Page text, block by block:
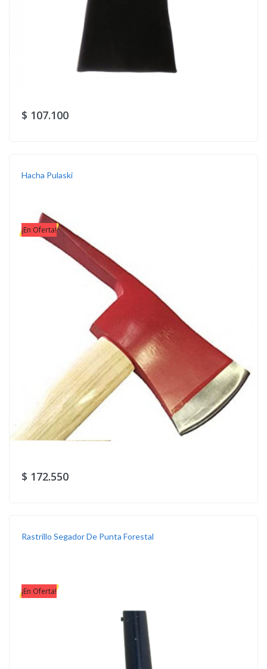
$ 107.100
Hacha Pulaski
¡En Oferta!
$ 172.550
Rastrillo Segador De Punta Forestal
¡En Oferta!